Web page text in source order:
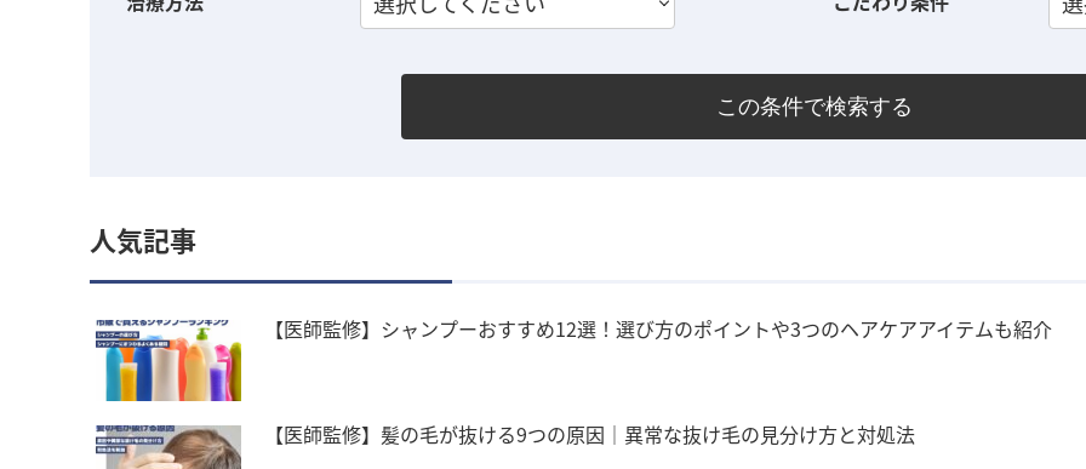
この条件で検索する
人気記事
【医師監修】シャンプーおすすめ12選！選び方のポイントや3つのヘアケアアイテムも紹介
【医師監修】髪の毛が抜ける9つの原因｜異常な抜け毛の見分け方と対処法